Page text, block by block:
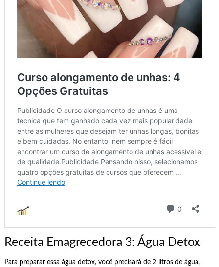
Receita Emagrecedora 3: Água Detox
Para preparar essa água detox, você precisará de 2 litros de água,